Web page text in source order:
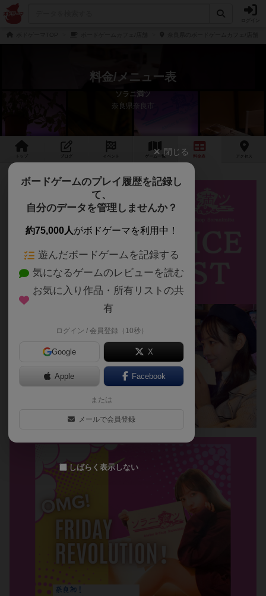
料金/メニュー表
ソラニ満ツ
奈良県奈良市
ゲーム 一覧 料金 アクセス
閉じる
ボードゲームのプレイ履歴を記録し
て、
自分のデータを管理しませんか？
約75,000人がボドゲーマを利用中！
遊んだボードゲームを記録する
気になるゲームのレビューを読む
お気に入り作品・所有リストの共
有
ログイン / 会員登録（10秒）
Google X
Apple Facebook
または
メールで会員登録
しばらく表示しない